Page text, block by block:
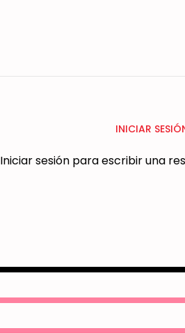
INICIAR
Iniciar sesión para escribir una